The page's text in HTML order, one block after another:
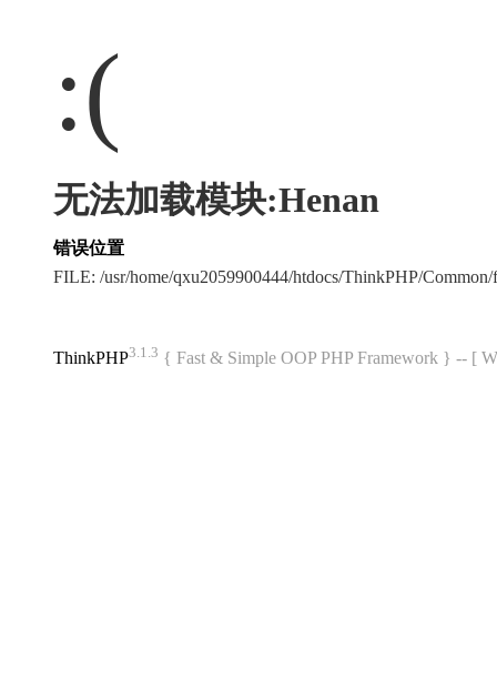
:(
无法加载模块:Henan
错误位置
FILE: /usr/home/qxu2059900444/htdocs/ThinkPHP/
ThinkPHP3.1.3 { Fast & Simple OOP PHP Framework } -- [